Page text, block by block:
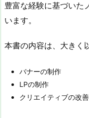
豊富な経験に基づいた
います。
本書の内容は、大きく
バナーの制作
LPの制作
クリエイティブの改善